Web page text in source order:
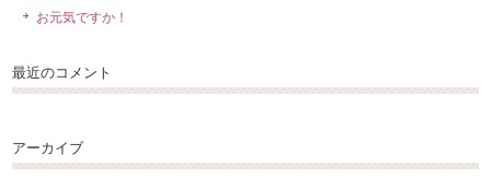
お元気ですか！
最近のコメント
アーカイブ